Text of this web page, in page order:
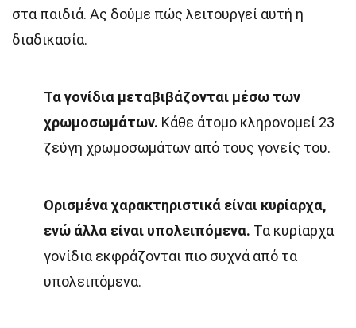
στα παιδιά. Ας δούμε πώς λειτουργεί αυτή η
διαδικασία.
Τα γονίδια μεταβιβάζονται μέσω των
χρωμοσωμάτων. Κάθε άτομο κληρονομεί 23
ζεύγη χρωμοσωμάτων από τους γονείς του.
Ορισμένα χαρακτηριστικά είναι κυρίαρχα,
ενώ άλλα είναι υπολειπόμενα. Τα κυρίαρχα
γονίδια εκφράζονται πιο συχνά από τα
υπολειπόμενα.